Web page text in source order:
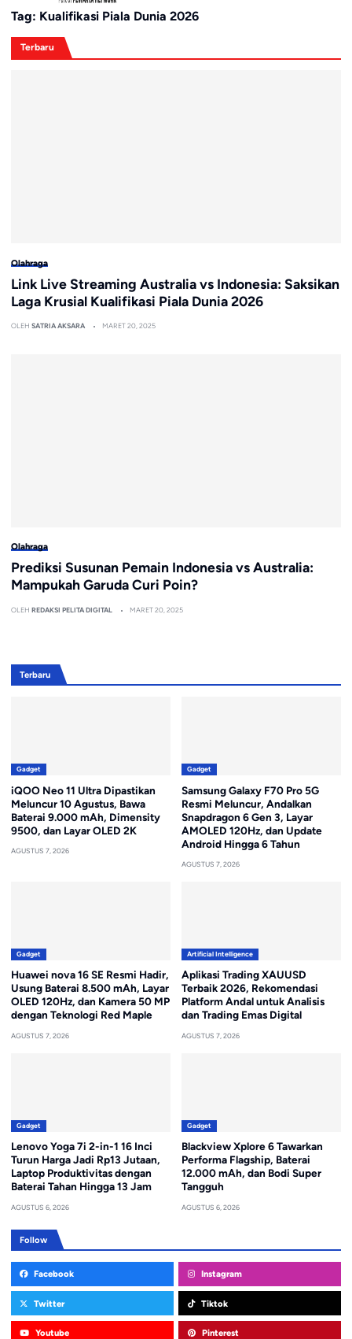
Tag: Kualifikasi Piala Dunia 2026
Terbaru
Olahraga
Link Live Streaming Australia vs Indonesia: Saksikan
Laga Krusial Kualifikasi Piala Dunia 2026
OLEH SATRIA AKSARA MARET 20, 2025
Olahraga
Prediksi Susunan Pemain Indonesia vs Australia:
Mampukah Garuda Curi Poin?
OLEH REDAKSI PELITA DIGITAL MARET 20, 2025
Terbaru
Gadget
iQOO Neo 11 Ultra Dipastikan
Meluncur 10 Agustus, Bawa
Baterai 9.000 mAh, Dimensity
9500, dan Layar OLED 2K
AGUSTUS 7, 2026
Gadget
Samsung Galaxy F70 Pro 5G
Resmi Meluncur, Andalkan
Snapdragon 6 Gen 3, Layar
AMOLED 120Hz, dan Update
Android Hingga 6 Tahun
AGUSTUS 7, 2026
Gadget
Huawei nova 16 SE Resmi Hadir,
Usung Baterai 8.500 mAh, Layar
OLED 120Hz, dan Kamera 50 MP
dengan Teknologi Red Maple
AGUSTUS 7, 2026
Artificial Intelligence
Aplikasi Trading XAUUSD
Terbaik 2026, Rekomendasi
Platform Andal untuk Analisis
dan Trading Emas Digital
AGUSTUS 7, 2026
Gadget
Lenovo Yoga 7i 2-in-1 16 Inci
Turun Harga Jadi Rp13 Jutaan,
Laptop Produktivitas dengan
Baterai Tahan Hingga 13 Jam
AGUSTUS 6, 2026
Gadget
Blackview Xplore 6 Tawarkan
Performa Flagship, Baterai
12.000 mAh, dan Bodi Super
Tangguh
AGUSTUS 6, 2026
Follow
Facebook Instagram
Twitter Tiktok
Youtube Pinterest